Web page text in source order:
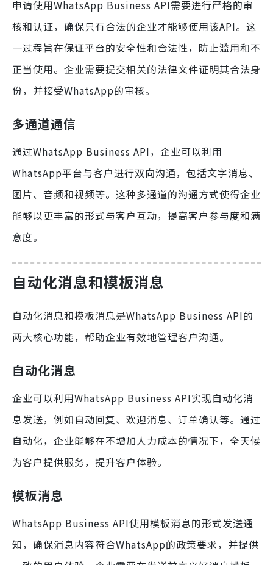
申请使用WhatsApp Business API需要进行严格的审
核和认证，确保只有合法的企业才能够使用该API。这
一过程旨在保证平台的安全性和合法性，防止滥用和不
正当使用。企业需要提交相关的法律文件证明其合法身
份，并接受WhatsApp的审核。
多通道通信
通过WhatsApp Business API，企业可以利用
WhatsApp平台与客户进行双向沟通，包括文字消息、
图片、音频和视频等。这种多通道的沟通方式使得企业
能够以更丰富的形式与客户互动，提高客户参与度和满
意度。
自动化消息和模板消息
自动化消息和模板消息是WhatsApp Business API的
两大核心功能，帮助企业有效地管理客户沟通。
自动化消息
企业可以利用WhatsApp Business API实现自动化消
息发送，例如自动回复、欢迎消息、订单确认等。通过
自动化，企业能够在不增加人力成本的情况下，全天候
为客户提供服务，提升客户体验。
模板消息
WhatsApp Business API使用模板消息的形式发送通
知，确保消息内容符合WhatsApp的政策要求，并提供